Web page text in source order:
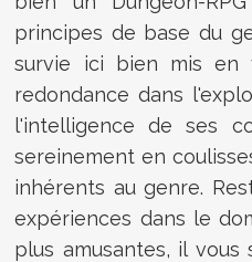
principes de base du
survie ici bien mis en
redondance dans
l'intelligence de ses
sereinement en
inhérents au genre.
expériences dans le
plus amusantes, il vous